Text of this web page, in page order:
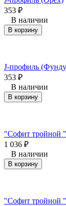
353 ₽
В наличии
В корзину
J-профиль
353 ₽
В наличии
В корзину
"Софит тройной
1 036 ₽
В наличии
В корзину
"Софит тройной